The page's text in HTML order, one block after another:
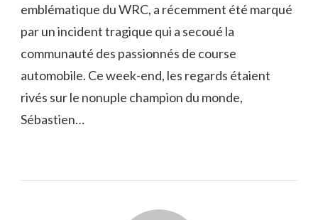
emblématique du WRC, a récemment été marqué
par un incident tragique qui a secoué la
communauté des passionnés de course
automobile. Ce week-end, les regards étaient
rivés sur le nonuple champion du monde,
Sébastien…